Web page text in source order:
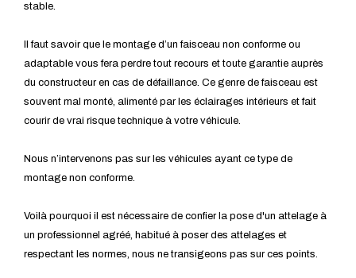
stable.
Il faut savoir que le montage d’un faisceau non conforme ou
adaptable vous fera perdre tout recours et toute garantie auprès
du constructeur en cas de défaillance. Ce genre de faisceau est
souvent mal monté, alimenté par les éclairages intérieurs et fait
courir de vrai risque technique à votre véhicule.
Nous n’intervenons pas sur les véhicules ayant ce type de
montage non conforme.
Voilà pourquoi il est nécessaire de confier la pose d'un attelage à
un professionnel agréé, habitué à poser des attelages et
respectant les normes, nous ne transigeons pas sur ces points.